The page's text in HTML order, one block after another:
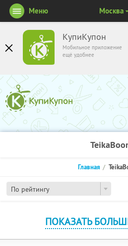
КупиКупон
Мобильное приложение
ещё удобнее
Меню Москва
По рейтингу
Главная
ПОКАЗАТЬ